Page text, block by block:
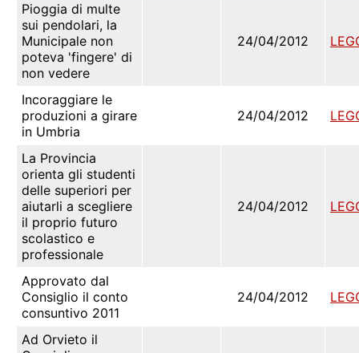
Pioggia di multe
sui pendolari, la
Municipale non
poteva 'fingere' di
non vedere
24/04/2012
Incoraggiare le
produzioni a girare
in Umbria
24/04/2012
La Provincia
orienta gli studenti
delle superiori per
aiutarli a scegliere
il proprio futuro
scolastico e
professionale
24/04/2012
Approvato dal
Consiglio il conto
consuntivo 2011
24/04/2012
Ad Orvieto il